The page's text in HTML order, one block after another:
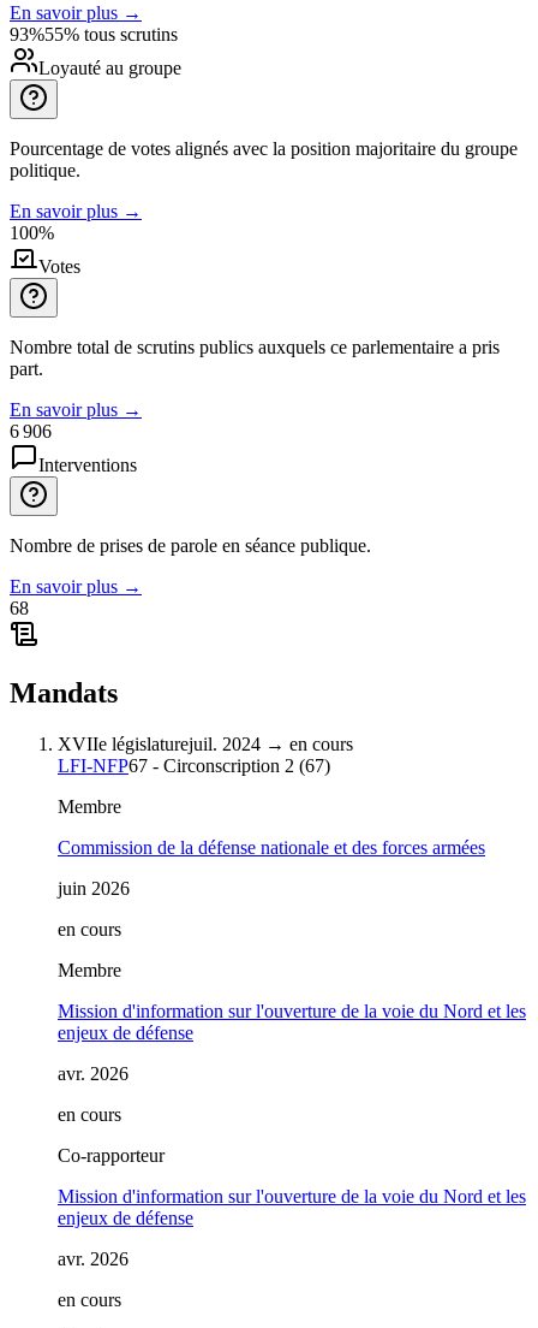
En savoir plus →
93%55% tous scrutins
Loyauté au groupe
Pourcentage de votes alignés avec la position majoritaire du groupe
politique.
En savoir plus →
100%
Votes
Nombre total de scrutins publics auxquels ce parlementaire a pris
part.
En savoir plus →
6 906
Interventions
Nombre de prises de parole en séance publique.
En savoir plus →
68
Mandats
XVIIe législaturejuil. 2024 → en cours
LFI-NFP67 - Circonscription 2 (67)
Membre
Commission de la défense nationale et des forces armées
juin 2026
en cours
Membre
Mission d'information sur l'ouverture de la voie du Nord et les
enjeux de défense
avr. 2026
en cours
Co-rapporteur
Mission d'information sur l'ouverture de la voie du Nord et les
enjeux de défense
avr. 2026
en cours